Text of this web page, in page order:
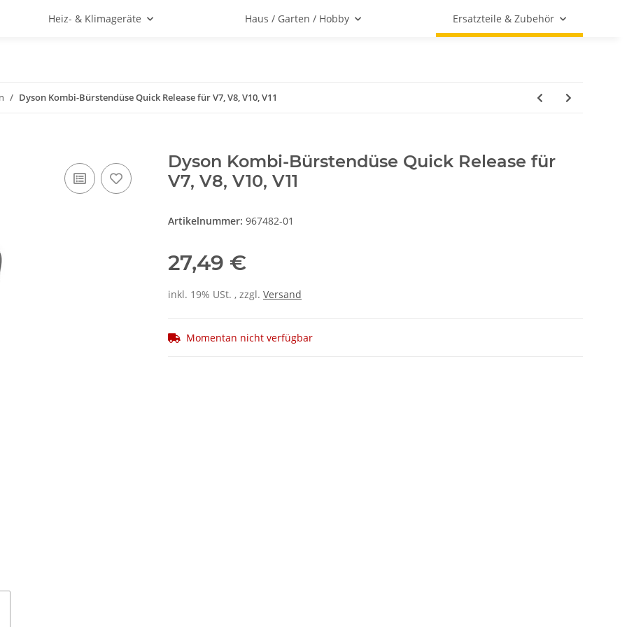
Heiz- & Klimageräte Haus / Garten / Hobby Ersatzteile & Zubehör
Dyson Kombi-Bürstendüse Quick Release für V7, V8, V10, V11
Dyson Kombi-Bürstendüse Quick Release für
V7, V8, V10, V11
Artikelnummer: 967482-01
27,49 €
inkl. 19% USt. , zzgl. Versand
Momentan nicht verfügbar